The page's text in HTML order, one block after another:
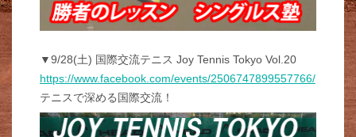
▼9/28(土) 国際交流テニス Joy Tennis Tokyo Vol.20
https://www.facebook.com/events/2506747899557766/
テニスで深める国際交流！